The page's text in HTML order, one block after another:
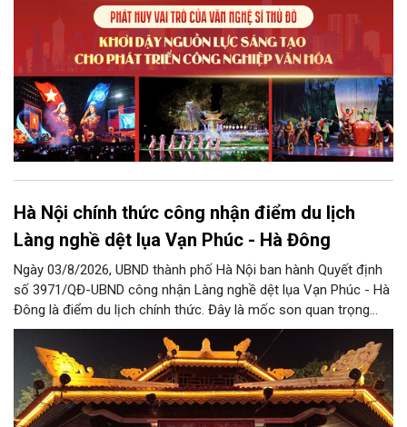
trong kỷ nguyên mới.
Hà Nội chính thức công nhận điểm du lịch
Làng nghề dệt lụa Vạn Phúc - Hà Đông
Ngày 03/8/2026, UBND thành phố Hà Nội ban hành Quyết định
số 3971/QĐ-UBND công nhận Làng nghề dệt lụa Vạn Phúc - Hà
Đông là điểm du lịch chính thức. Đây là mốc son quan trọng
trong hành trình bảo tồn di sản văn hóa, đồng thời tạo cơ hội
lớn để làng nghề khẳng định vị thế, phát triển du lịch văn hóa
bền vững và lan tỏa tinh hoa lụa Việt.